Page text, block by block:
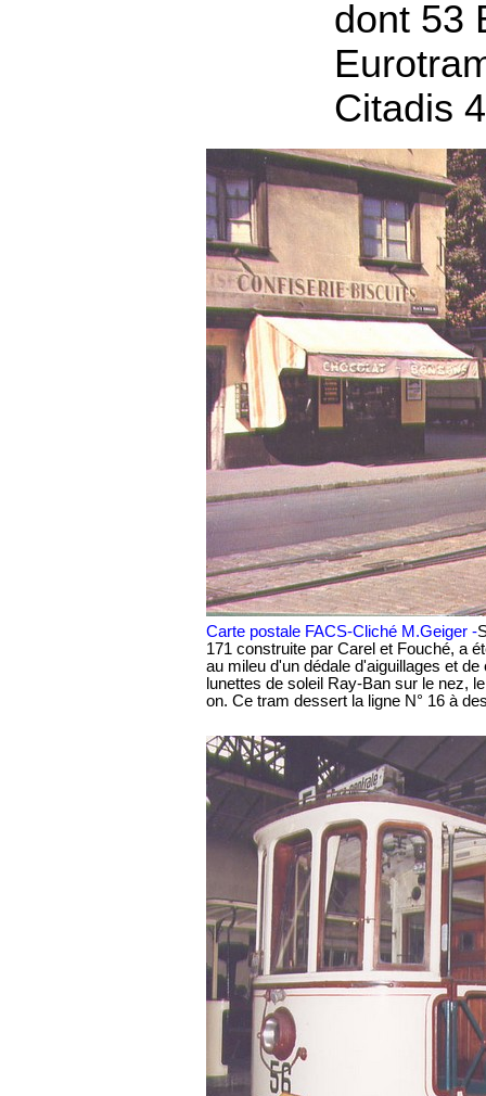
dont 53
Citadis
Carte postale FACS-Cliché M.Geiger -
171 construite par Carel et Fouché, a
au mileu d'un dédale d'aiguillages et
lunettes de soleil Ray-Ban sur le nez,
on. Ce tram dessert la ligne N° 16 à